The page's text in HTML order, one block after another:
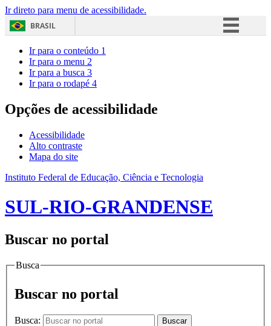
Ir direto para menu de acessibilidade.
BRASIL
Acesso à informação
Ir para o conteúdo 1
Ir para o menu 2
Ir para a busca 3
Ir para o rodapé 4
Opções de acessibilidade
Acessibilidade
Alto contraste
Mapa do site
Instituto Federal de Educação, Ciência e Tecnologia
SUL-RIO-GRANDENSE
Buscar no portal
Busca
Buscar no portal
Busca: Buscar